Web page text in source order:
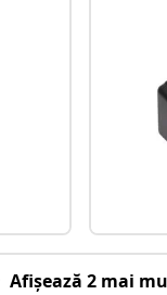
Afișează 2 mai